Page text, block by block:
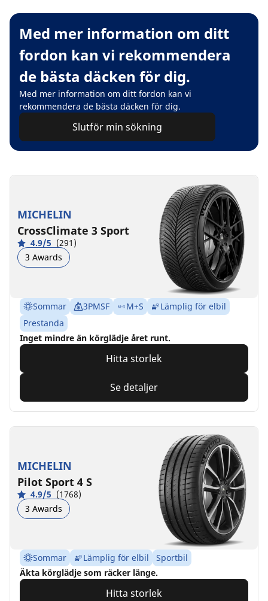
Med mer information om ditt
fordon kan vi rekommendera
de bästa däcken för dig.
Med mer information om ditt fordon kan vi
rekommendera de bästa däcken för dig.
Slutför min sökning
MICHELIN
CrossClimate 3 Sport
4.9/5 (291)
3 Awards
Sommar 3PMSF M+S
Lämplig för elbil
Prestanda
Inget mindre än körglädje året runt.
Hitta storlek
Se detaljer
MICHELIN
Pilot Sport 4 S
4.9/5 (1768)
3 Awards
Sommar Lämplig för elbil
Sportbil
Äkta körglädje som räcker länge.
Hitta storlek